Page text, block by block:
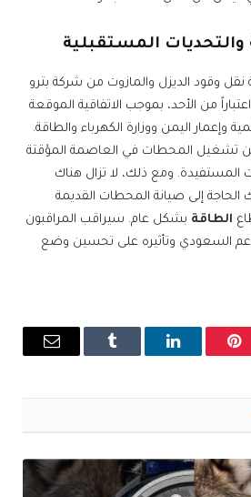
والتحديات المستقبلية
نقل وقود الديزل والمازوت من شركة بترو
من الأحد، بموجب الاتفاقية الموقعة
وإعمار اليمن ووزارة الكهرباء والطاقة.
تشغيل المحطات في العاصمة المؤقتة
ومع ذلك، لا تزال هناك
الحاجة إلى صيانة المحطات القديمة
الطاقة بشكل عام. سيراقب المراقبون
السعودي وتأثيره على تحسين وضع
بينتيريستلينكدإن Tumblr
البريد